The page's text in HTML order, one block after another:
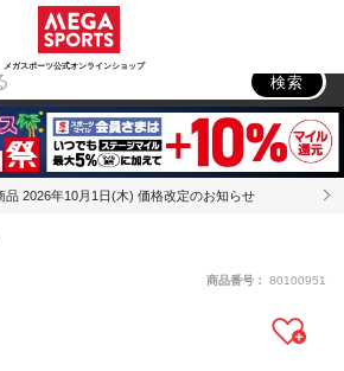
メガスポーツ公式オンラインショップ
トドア
検索
品 2026年10月1日(木) 価格改定のお知らせ
商品番号： 80100951